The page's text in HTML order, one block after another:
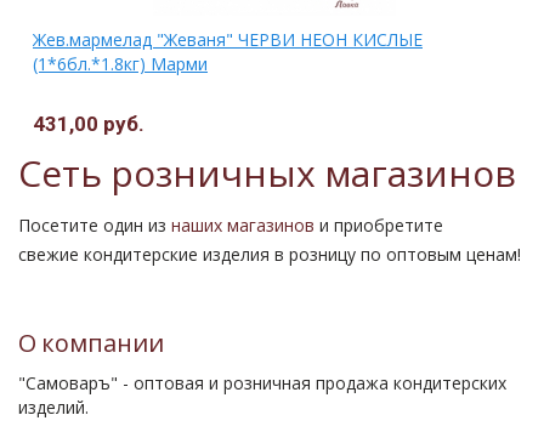
Жев.мармелад "Жеваня" ЧЕРВИ НЕОН КИСЛЫЕ
(1*6бл.*1.8кг) Марми
431,00 руб.
Сеть розничных магазинов
Посетите один из наших магазинов и приобретите
свежие кондитерские изделия в розницу по оптовым ценам!
О компании
"Самоваръ" - оптовая и розничная продажа кондитерских
изделий.